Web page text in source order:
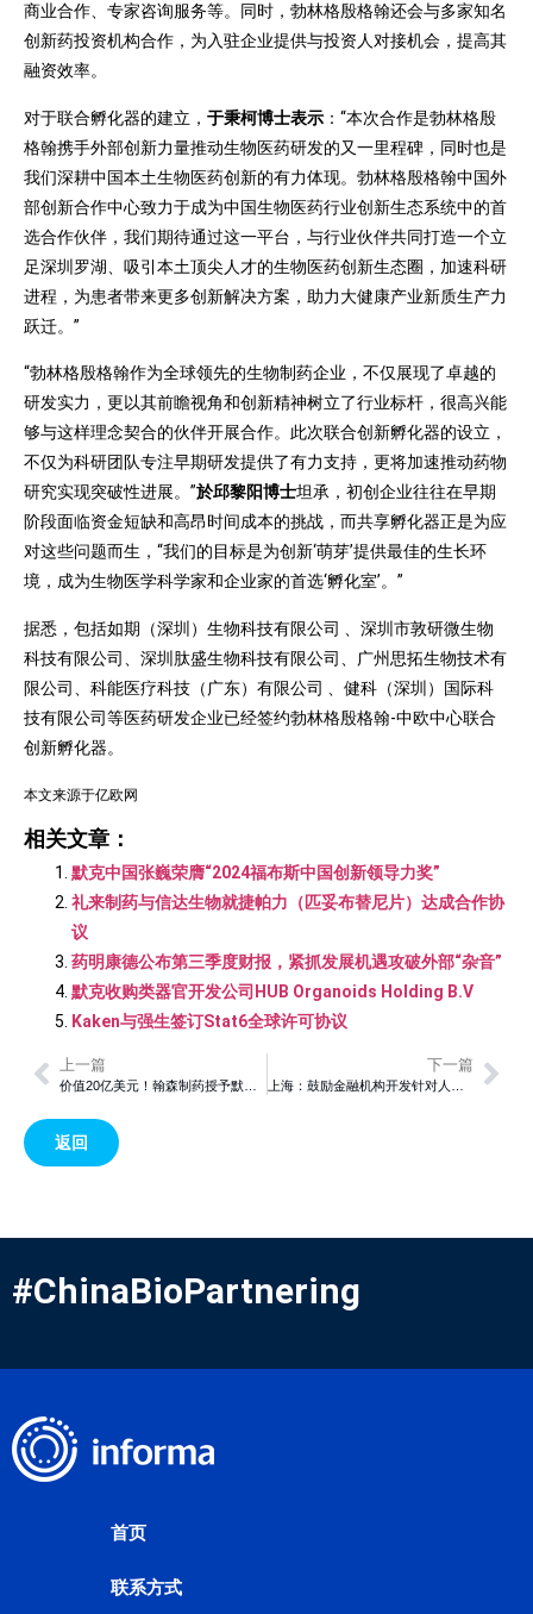
商业合作、专家咨询服务等。同时，勃林格殷格翰还会与多家知名
创新药投资机构合作，为入驻企业提供与投资人对接机会，提高其
融资效率。
对于联合孵化器的建立， 于秉柯博士表示 ：“本次合作是勃林格殷
格翰携手外部创新力量推动生物医药研发的又一里程碑，同时也是
我们深耕中国本土生物医药创新的有力体现。勃林格殷格翰中国外
部创新合作中心致力于成为中国生物医药行业创新生态系统中的首
选合作伙伴，我们期待通过这一平台，与行业伙伴共同打造一个立
足深圳罗湖、吸引本土顶尖人才的生物医药创新生态圈，加速科研
进程，为患者带来更多创新解决方案，助力大健康产业新质生产力
跃迁。”
“勃林格殷格翰作为全球领先的生物制药企业，不仅展现了卓越的
研发实力，更以其前瞻视角和创新精神树立了行业标杆，很高兴能
够与这样理念契合的伙伴开展合作。此次联合创新孵化器的设立，
不仅为科研团队专注早期研发提供了有力支持，更将加速推动药物
研究实现突破性进展。”於邱黎阳博士坦承，初创企业往往在早期
阶段面临资金短缺和高昂时间成本的挑战，而共享孵化器正是为应
对这些问题而生，“我们的目标是为创新‘萌芽’提供最佳的生长环
境，成为生物医学科学家和企业家的首选‘孵化室’。”
据悉，包括如期（深圳）生物科技有限公司 、深圳市敦研微生物
科技有限公司、深圳肽盛生物科技有限公司、广州思拓生物技术有
限公司、科能医疗科技（广东）有限公司 、健科（深圳）国际科
技有限公司等医药研发企业已经签约勃林格殷格翰-中欧中心联合
创新孵化器。
本文来源于亿欧网
相关文章：
默克中国张巍荣膺“2024福布斯中国创新领导力奖”
礼来制药与信达生物就捷帕力（匹妥布替尼片）达成合作协
议
药明康德公布第三季度财报，紧抓发展机遇攻破外部“杂音”
默克收购类器官开发公司HUB Organoids Holding B.V
Kaken与强生签订Stat6全球许可协议
上一篇 下一篇
返回
#ChinaBioPartnering
首页
联系方式